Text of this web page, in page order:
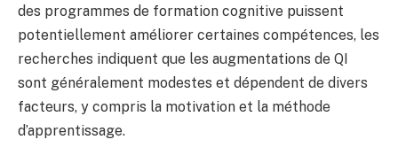
des programmes de formation cognitive puissent
potentiellement améliorer certaines compétences, les
recherches indiquent que les augmentations de QI
sont généralement modestes et dépendent de divers
facteurs, y compris la motivation et la méthode
d’apprentissage.